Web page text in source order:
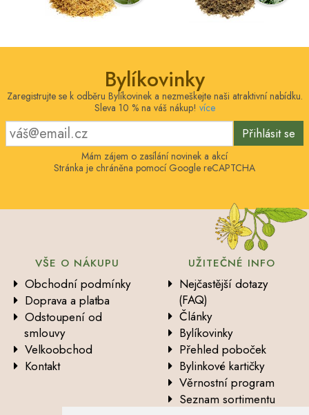
Bylíkovinky
Zaregistrujte se k odběru Bylíkovinek a nezmeškejte naši atraktivní nabídku.
Sleva 10 % na váš nákup! více
Přihlásit se
Mám zájem o zasílání novinek a akcí
Stránka je chráněna pomocí Google reCAPTCHA
VŠE O NÁKUPU
Obchodní podmínky
Doprava a platba
Odstoupení od
smlouvy
Velkoobchod
Kontakt
UŽITEČNÉ INFO
Nejčastější dotazy
(FAQ)
Články
Bylíkovinky
Přehled poboček
Bylinkové kartičky
Věrnostní program
Seznam sortimentu